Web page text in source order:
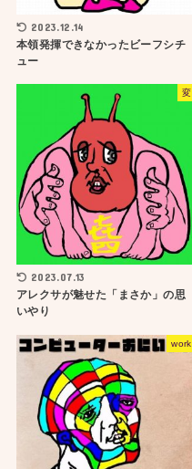
2023.12.14
本領発揮できなかったビーフシチ
ュー
変
2023.07.13
アレクサが魅せた「まさか」の思
いやり
work